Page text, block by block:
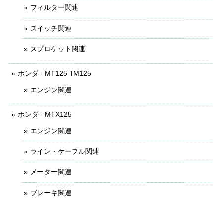
フィルター関連
スイッチ関連
スプロケット関連
ホンダ - MT125 TM125
エンジン関連
ホンダ - MTX125
エンジン関連
ライン・ケーブル関連
メーター関連
ブレーキ関連